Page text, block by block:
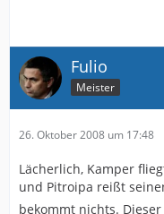
Fulio
Meister
26. Oktober 2008 um 17:48
Lächerlich, Kamper
und Pitroipa reißt
bekommt nichts.